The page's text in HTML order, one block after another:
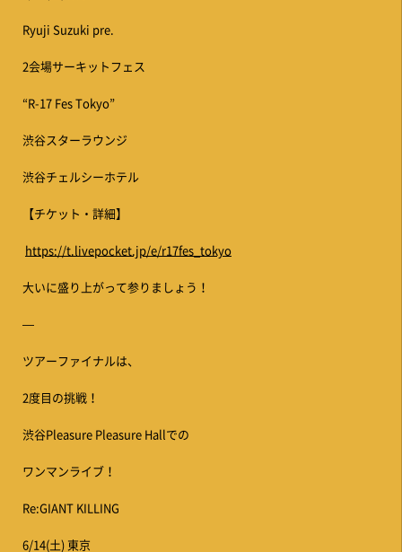
Ryuji Suzuki pre.
2会場サーキットフェス
“R-17 Fes Tokyo”
渋谷スターラウンジ
渋谷チェルシーホテル
【チケット・詳細】
https://t.livepocket.jp/e/r17fes_tokyo
大いに盛り上がって参りましょう！
—
ツアーファイナルは、
2度目の挑戦！
渋谷Pleasure Pleasure Hallでの
ワンマンライブ！
Re:GIANT KILLING
6/14(土) 東京